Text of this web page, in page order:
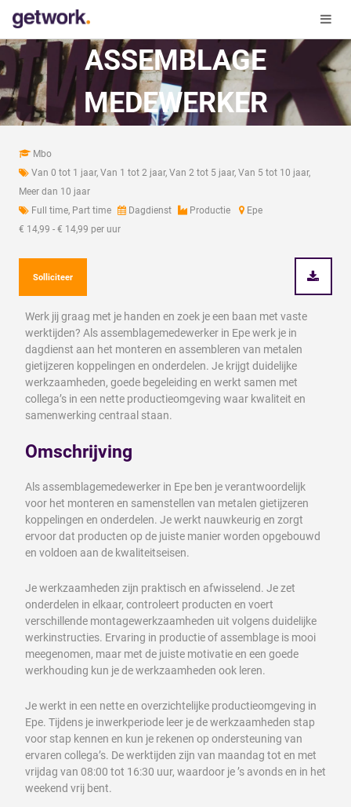
ASSEMBLAGE
MEDEWERKER
Mbo
Van 0 tot 1 jaar, Van 1 tot 2 jaar, Van 2 tot 5 jaar, Van 5 tot 10 jaar,
Meer dan 10 jaar
Full time, Part time
Dagdienst Productie
Epe
€ 14,99 - € 14,99 per uur
Solliciteer
Werk jij graag met je handen en zoek je een baan met vaste
werktijden? Als assemblagemedewerker in Epe werk je in
dagdienst aan het monteren en assembleren van metalen
gietijzeren koppelingen en onderdelen. Je krijgt duidelijke
werkzaamheden, goede begeleiding en werkt samen met
collega’s in een nette productieomgeving waar kwaliteit en
samenwerking centraal staan.
Omschrijving
Als assemblagemedewerker in Epe ben je verantwoordelijk
voor het monteren en samenstellen van metalen gietijzeren
koppelingen en onderdelen. Je werkt nauwkeurig en zorgt
ervoor dat producten op de juiste manier worden opgebouwd
en voldoen aan de kwaliteitseisen.
Je werkzaamheden zijn praktisch en afwisselend. Je zet
onderdelen in elkaar, controleert producten en voert
verschillende montagewerkzaamheden uit volgens duidelijke
werkinstructies. Ervaring in productie of assemblage is mooi
meegenomen, maar met de juiste motivatie en een goede
werkhouding kun je de werkzaamheden ook leren.
Je werkt in een nette en overzichtelijke productieomgeving in
Epe. Tijdens je inwerkperiode leer je de werkzaamheden stap
voor stap kennen en kun je rekenen op ondersteuning van
ervaren collega’s. De werktijden zijn van maandag tot en met
vrijdag van 08:00 tot 16:30 uur, waardoor je ’s avonds en in het
weekend vrij bent.